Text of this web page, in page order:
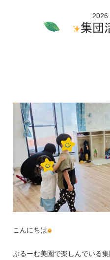
集団
こんにちは
ぶるーむ美園で楽しんでいる